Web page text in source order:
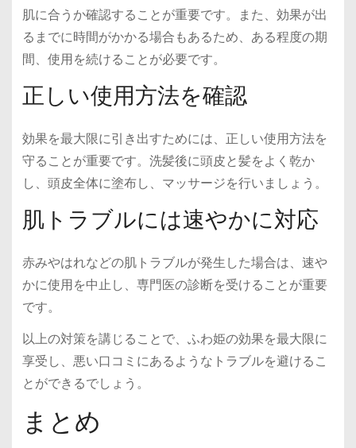
肌に合うか確認することが重要です。また、効果が出
るまでに時間がかかる場合もあるため、ある程度の期
間、使用を続けることが必要です。
正しい使用方法を確認
効果を最大限に引き出すためには、正しい使用方法を
守ることが重要です。洗髪後に頭皮と髪をよく乾か
し、頭皮全体に塗布し、マッサージを行いましょう。
肌トラブルには速やかに対応
赤みやはれなどの肌トラブルが発生した場合は、速や
かに使用を中止し、専門医の診断を受けることが重要
です。
以上の対策を講じることで、ふわ姫の効果を最大限に
享受し、悪い口コミにあるようなトラブルを避けるこ
とができるでしょう。
まとめ